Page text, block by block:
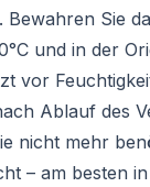
Bewahren Sie
und in der
vor
Ablauf des
nicht mehr
– am besten